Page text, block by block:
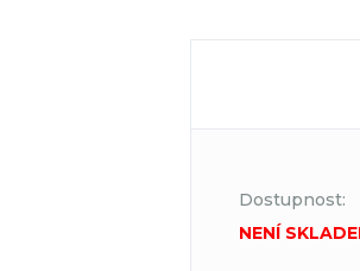
Dostupnost:
NENÍ